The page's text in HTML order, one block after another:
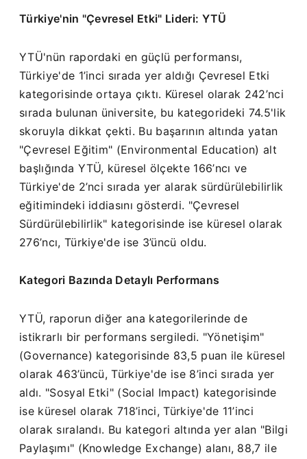
Türkiye'nin "Çevresel Etki" Lideri: YTÜ
YTÜ'nün rapordaki en güçlü performansı,
Türkiye'de 1’inci sırada yer aldığı Çevresel Etki
kategorisinde ortaya çıktı. Küresel olarak 242’nci
sırada bulunan üniversite, bu kategorideki 74.5'lik
skoruyla dikkat çekti. Bu başarının altında yatan
"Çevresel Eğitim" (Environmental Education) alt
başlığında YTÜ, küresel ölçekte 166’ncı ve
Türkiye'de 2’nci sırada yer alarak sürdürülebilirlik
eğitimindeki iddiasını gösterdi. "Çevresel
Sürdürülebilirlik" kategorisinde ise küresel olarak
276’ncı, Türkiye'de ise 3’üncü oldu.
Kategori Bazında Detaylı Performans
YTÜ, raporun diğer ana kategorilerinde de
istikrarlı bir performans sergiledi. "Yönetişim"
(Governance) kategorisinde 83,5 puan ile küresel
olarak 463’üncü, Türkiye'de ise 8’inci sırada yer
aldı. "Sosyal Etki" (Social Impact) kategorisinde
ise küresel olarak 718’inci, Türkiye'de 11’inci
olarak sıralandı. Bu kategori altında yer alan "Bilgi
Paylaşımı" (Knowledge Exchange) alanı, 88,7 ile